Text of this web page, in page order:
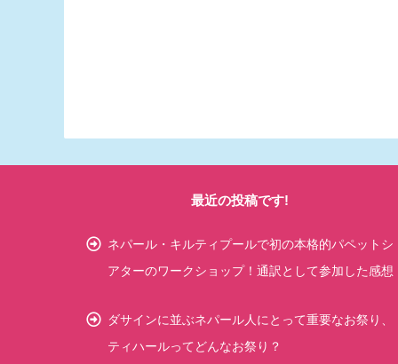
最近の投稿です!
ネパール・キルティプールで初の本格的パペットシ
アターのワークショップ！通訳として参加した感想
ダサインに並ぶネパール人にとって重要なお祭り、
ティハールってどんなお祭り？